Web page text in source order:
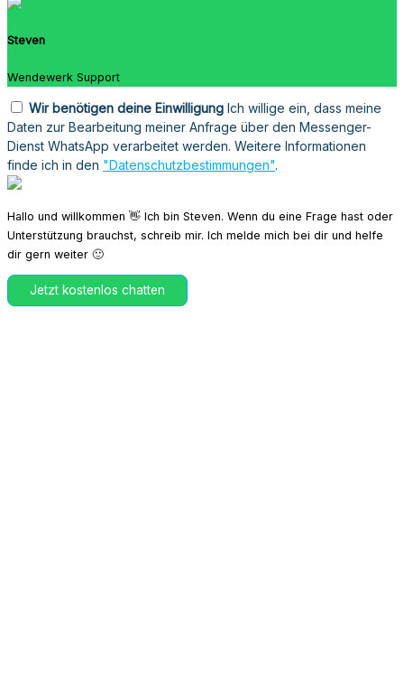
Steven
Wendewerk Support
Wir benötigen deine Einwilligung Ich willige ein, dass meine
Daten zur Bearbeitung meiner Anfrage über den Messenger-
Dienst WhatsApp verarbeitet werden. Weitere Informationen
finde ich in den "Datenschutzbestimmungen".
Hallo und willkommen 👋 Ich bin Steven. Wenn du eine Frage hast oder
Unterstützung brauchst, schreib mir. Ich melde mich bei dir und helfe
dir gern weiter 🙂
Jetzt kostenlos chatten